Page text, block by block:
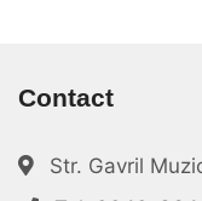
Contact
Str. Gavril